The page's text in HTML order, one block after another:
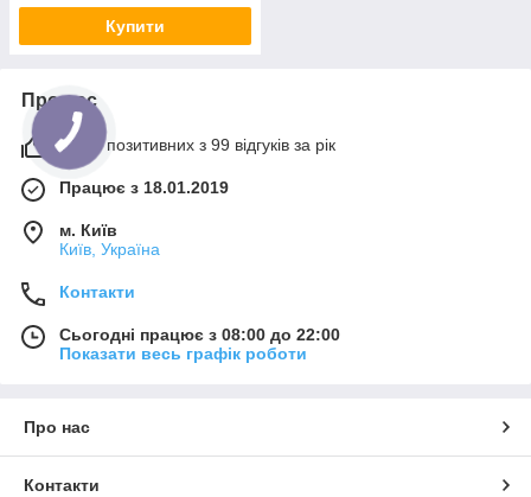
Купити
Про нас
100% позитивних з 99 відгуків за рік
Працює з 18.01.2019
м. Київ
Київ, Україна
Контакти
Сьогодні працює з 08:00 до 22:00
Показати весь графік роботи
Про нас
Контакти